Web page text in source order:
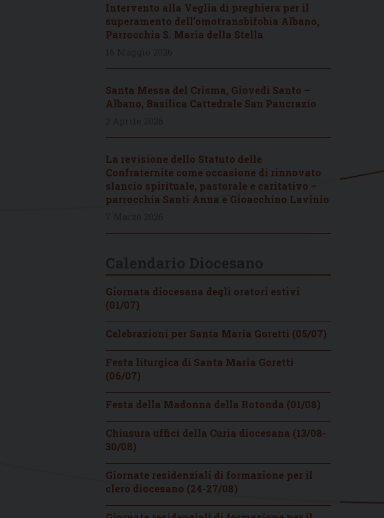
Intervento alla Veglia di preghiera per il
superamento dell’omotransbifobia Albano,
Parrocchia S. Maria della Stella
Santa Messa del Crisma, Giovedì Santo –
Albano, Basilica Cattedrale San Pancrazio
La revisione dello Statuto delle
Confraternite come occasione di rinnovato
slancio spirituale, pastorale e caritativo –
parrocchia Santi Anna e Gioacchino Lavinio
Giornata diocesana degli oratori estivi
(01/07)
Celebrazioni per Santa Maria Goretti (05/07)
Festa liturgica di Santa Maria Goretti
(06/07)
Festa della Madonna della Rotonda (01/08)
Chiusura uffici della Curia diocesana (13/08-
30/08)
Giornate residenziali di formazione per il
clero diocesano (24-27/08)